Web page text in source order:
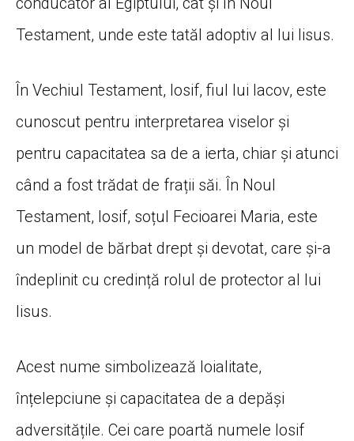
Testament, unde este tatăl adoptiv al lui Iisus.
În Vechiul Testament, Iosif, fiul lui Iacov, este
cunoscut pentru interpretarea viselor și
pentru capacitatea sa de a ierta, chiar și atunci
când a fost trădat de frații săi. În Noul
Testament, Iosif, soțul Fecioarei Maria, este
un model de bărbat drept și devotat, care și-a
îndeplinit cu credință rolul de protector al lui
Iisus.
Acest nume simbolizează loialitate,
înțelepciune și capacitatea de a depăși
adversitățile. Cei care poartă numele Iosif